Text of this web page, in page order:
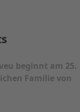
beginnt am 25.
Familie von